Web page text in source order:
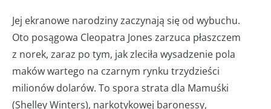
Jej ekranowe narodziny zaczynają się od wybuchu.
Oto posągowa Cleopatra Jones zarzuca płaszczem
z norek, zaraz po tym, jak zleciła wysadzenie pola
maków wartego na czarnym rynku trzydzieści
milionów dolarów. To spora strata dla Mamuśki
(Shelley Winters), narkotykowej baronessy,